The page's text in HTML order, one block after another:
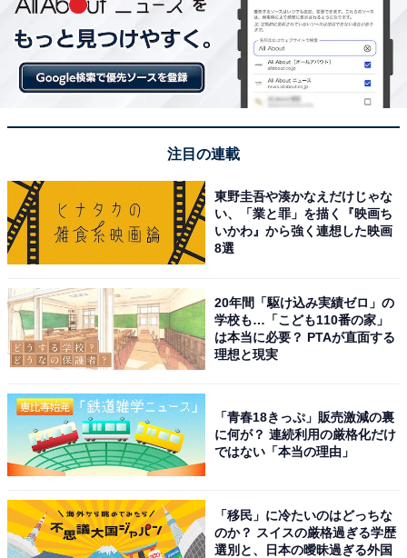
【関連リンク】
・プレスリリース
注目の連載
東野圭吾や湊かなえだけじゃな
い、「業と罪」を描く『映画ち
いかわ』から強く連想した映画
8選
20年間「駆け込み実績ゼロ」の
学校も…「こども110番の家」
は本当に必要？ PTAが直面する
理想と現実
「青春18きっぷ」販売激減の裏
に何が？ 連続利用の厳格化だけ
ではない「本当の理由」
「移民」に冷たいのはどっちな
のか？ スイスの厳格過ぎる学歴
選別と、日本の曖昧過ぎる外国